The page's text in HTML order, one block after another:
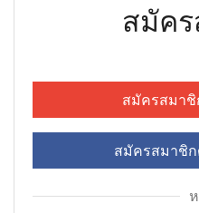
สมัค
สมัครสมาชิ
สมัครสมาชิก